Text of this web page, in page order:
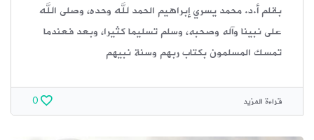
بقلم أ.د. محمد يسري إبراهيم الحمد لله وحده، وصلى الله
على نبينا وآله وصحبه، وسلم تسليما كثيرا، وبعد فعندما
‏تمسك المسلمون بكتاب ربهم وسنة نبيهم
قراءة المزيد 0